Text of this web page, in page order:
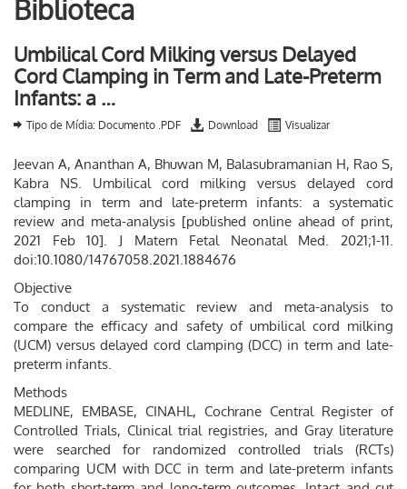
Biblioteca
Umbilical Cord Milking versus Delayed
Cord Clamping in Term and Late-Preterm
Infants: a …
Tipo de Mídia: Documento .PDF Download Visualizar
Jeevan A, Ananthan A, Bhuwan M, Balasubramanian H, Rao S,
Kabra NS. Umbilical cord milking versus delayed cord
clamping in term and late-preterm infants: a systematic
review and meta-analysis [published online ahead of print,
2021 Feb 10]. J Matern Fetal Neonatal Med. 2021;1-11.
doi:10.1080/14767058.2021.1884676
Objective
To conduct a systematic review and meta-analysis to
compare the efficacy and safety of umbilical cord milking
(UCM) versus delayed cord clamping (DCC) in term and late-
preterm infants.
Methods
MEDLINE, EMBASE, CINAHL, Cochrane Central Register of
Controlled Trials, Clinical trial registries, and Gray literature
were searched for randomized controlled trials (RCTs)
comparing UCM with DCC in term and late-preterm infants